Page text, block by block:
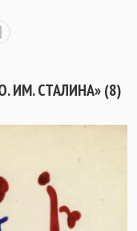
ИМ. СТАЛИНА» (8)